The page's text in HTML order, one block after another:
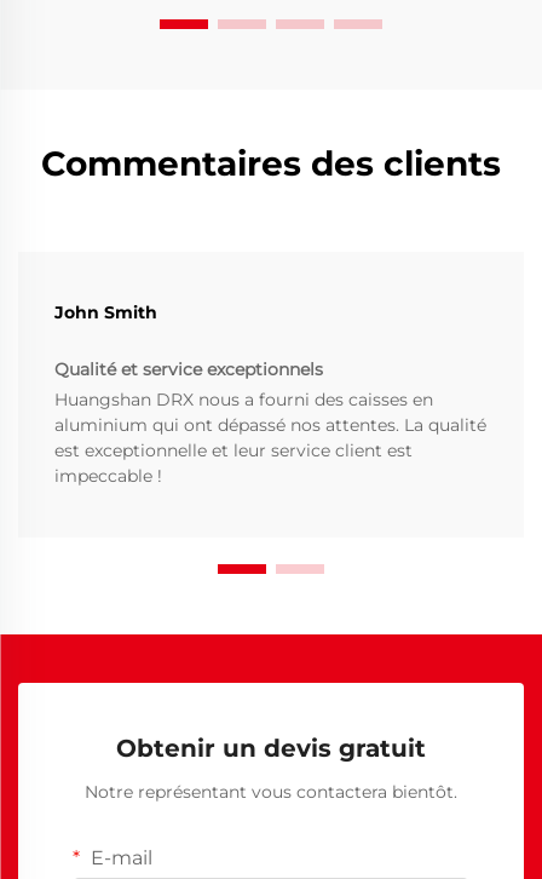
Commentaires des clients
John Smith
Qualité et service exceptionnels
Huangshan DRX nous a fourni des caisses en
aluminium qui ont dépassé nos attentes. La qualité
est exceptionnelle et leur service client est
impeccable !
Obtenir un devis gratuit
Notre représentant vous contactera bientôt.
E-mail